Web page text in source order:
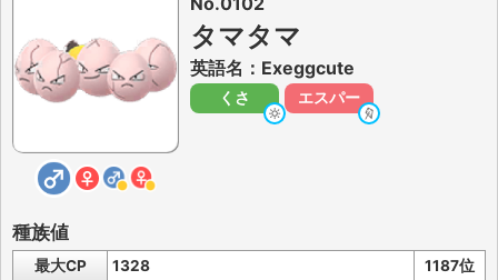
タマタマ
英語名：Exeggcute
くさ エスパー
種族値
最大CP 1328
1187位